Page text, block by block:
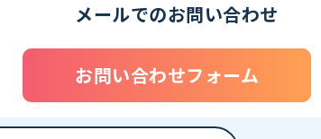
メールでのお問い合わせ
お問い合わせフォーム